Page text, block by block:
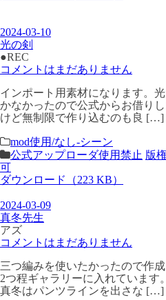
2024-03-10
光の剣
●REC
コメントはまだありません
インポート用素材になります。
かなかったので公式からお借り
けど無制限で作り込むのも良 […]
mod使用/なし-シーン
公式アップローダ使用禁止 版
可
ダウンロード（223 KB）
2024-03-09
真冬先生
アズ
コメントはまだありません
三つ編みを使いたかったので作
2つ程ギャラリーに入れています
真冬はパンツラインを出さな […]